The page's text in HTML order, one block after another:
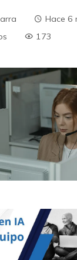
Hace 6
173